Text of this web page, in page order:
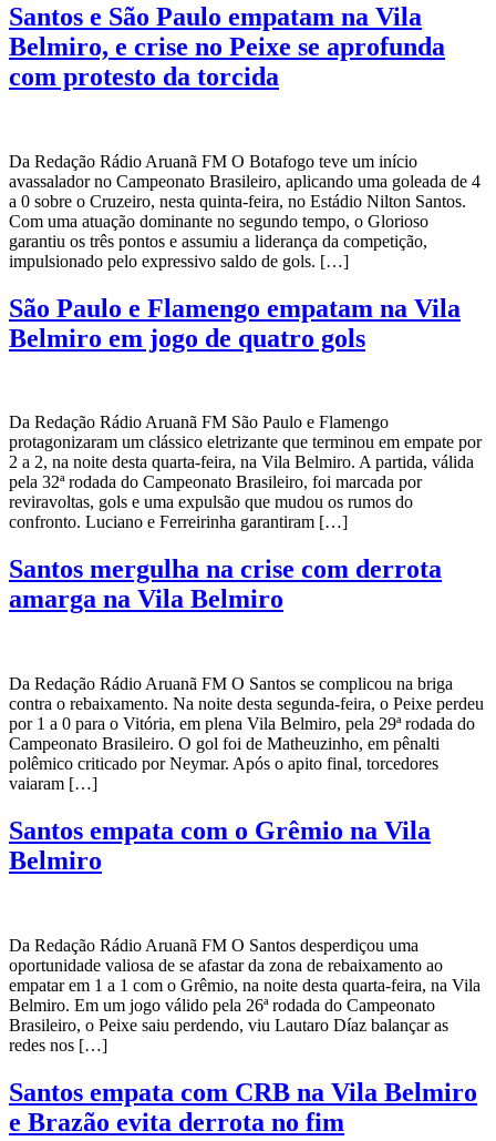
Santos e São Paulo empatam na Vila
Belmiro, e crise no Peixe se aprofunda
com protesto da torcida
Da Redação Rádio Aruanã FM O Botafogo teve um início
avassalador no Campeonato Brasileiro, aplicando uma goleada de 4
a 0 sobre o Cruzeiro, nesta quinta-feira, no Estádio Nilton Santos.
Com uma atuação dominante no segundo tempo, o Glorioso
garantiu os três pontos e assumiu a liderança da competição,
impulsionado pelo expressivo saldo de gols. […]
São Paulo e Flamengo empatam na Vila
Belmiro em jogo de quatro gols
Da Redação Rádio Aruanã FM São Paulo e Flamengo
protagonizaram um clássico eletrizante que terminou em empate por
2 a 2, na noite desta quarta-feira, na Vila Belmiro. A partida, válida
pela 32ª rodada do Campeonato Brasileiro, foi marcada por
reviravoltas, gols e uma expulsão que mudou os rumos do
confronto. Luciano e Ferreirinha garantiram […]
Santos mergulha na crise com derrota
amarga na Vila Belmiro
Da Redação Rádio Aruanã FM O Santos se complicou na briga
contra o rebaixamento. Na noite desta segunda-feira, o Peixe perdeu
por 1 a 0 para o Vitória, em plena Vila Belmiro, pela 29ª rodada do
Campeonato Brasileiro. O gol foi de Matheuzinho, em pênalti
polêmico criticado por Neymar. Após o apito final, torcedores
vaiaram […]
Santos empata com o Grêmio na Vila
Belmiro
Da Redação Rádio Aruanã FM O Santos desperdiçou uma
oportunidade valiosa de se afastar da zona de rebaixamento ao
empatar em 1 a 1 com o Grêmio, na noite desta quarta-feira, na Vila
Belmiro. Em um jogo válido pela 26ª rodada do Campeonato
Brasileiro, o Peixe saiu perdendo, viu Lautaro Díaz balançar as
redes nos […]
Santos empata com CRB na Vila Belmiro
e Brazão evita derrota no fim